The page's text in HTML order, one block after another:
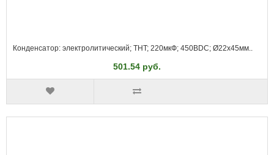
Конденсатор: электролитический; THT; 220мкФ; 450ВDC; Ø22x45мм..
501.54 руб.